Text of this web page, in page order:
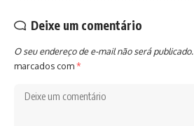
Deixe um comentário
O seu endereço de e-mail não será publicado.
marcados com*